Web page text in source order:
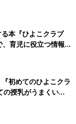
ルコールの過剰摂
ます。
、アジやイワシの干
含有量）（※3）
本『ひよこクラブ
育児に役立つ情報が
初めてのひよこクラ
の授乳がうまくい
のトラブル 解決テ